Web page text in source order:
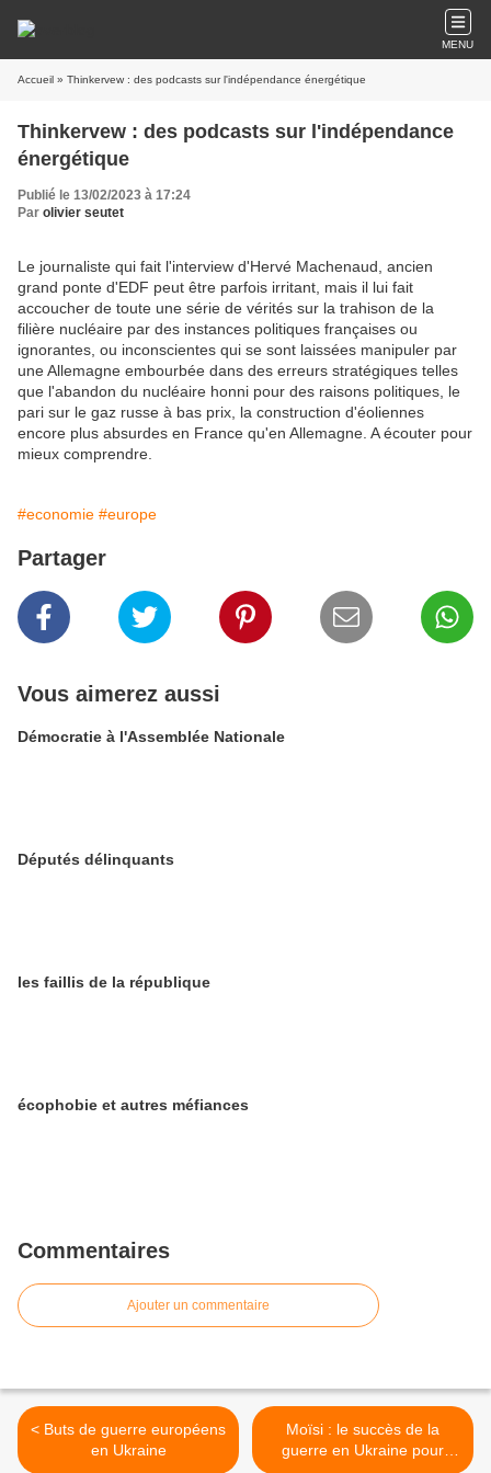
MENU
Accueil » Thinkervew : des podcasts sur l'indépendance énergétique
Thinkervew : des podcasts sur l'indépendance
énergétique
Publié le 13/02/2023 à 17:24
Par olivier seutet
Le journaliste qui fait l'interview d'Hervé Machenaud, ancien
grand ponte d'EDF peut être parfois irritant, mais il lui fait
accoucher de toute une série de vérités sur la trahison de la
filière nucléaire par des instances politiques françaises ou
ignorantes, ou inconscientes qui se sont laissées manipuler par
une Allemagne embourbée dans des erreurs stratégiques telles
que l'abandon du nucléaire honni pour des raisons politiques, le
pari sur le gaz russe à bas prix, la construction d'éoliennes
encore plus absurdes en France qu'en Allemagne. A écouter pour
mieux comprendre.
#economie #europe
Partager
Vous aimerez aussi
Démocratie à l'Assemblée Nationale
Députés délinquants
les faillis de la république
écophobie et autres méfiances
Commentaires
Ajouter un commentaire
< Buts de guerre européens
en Ukraine
Moïsi : le succès de la
guerre en Ukraine pour